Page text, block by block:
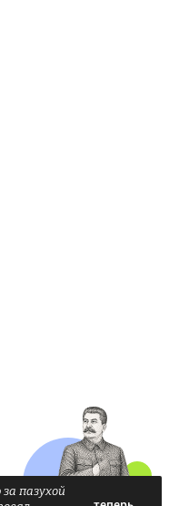
пазухой